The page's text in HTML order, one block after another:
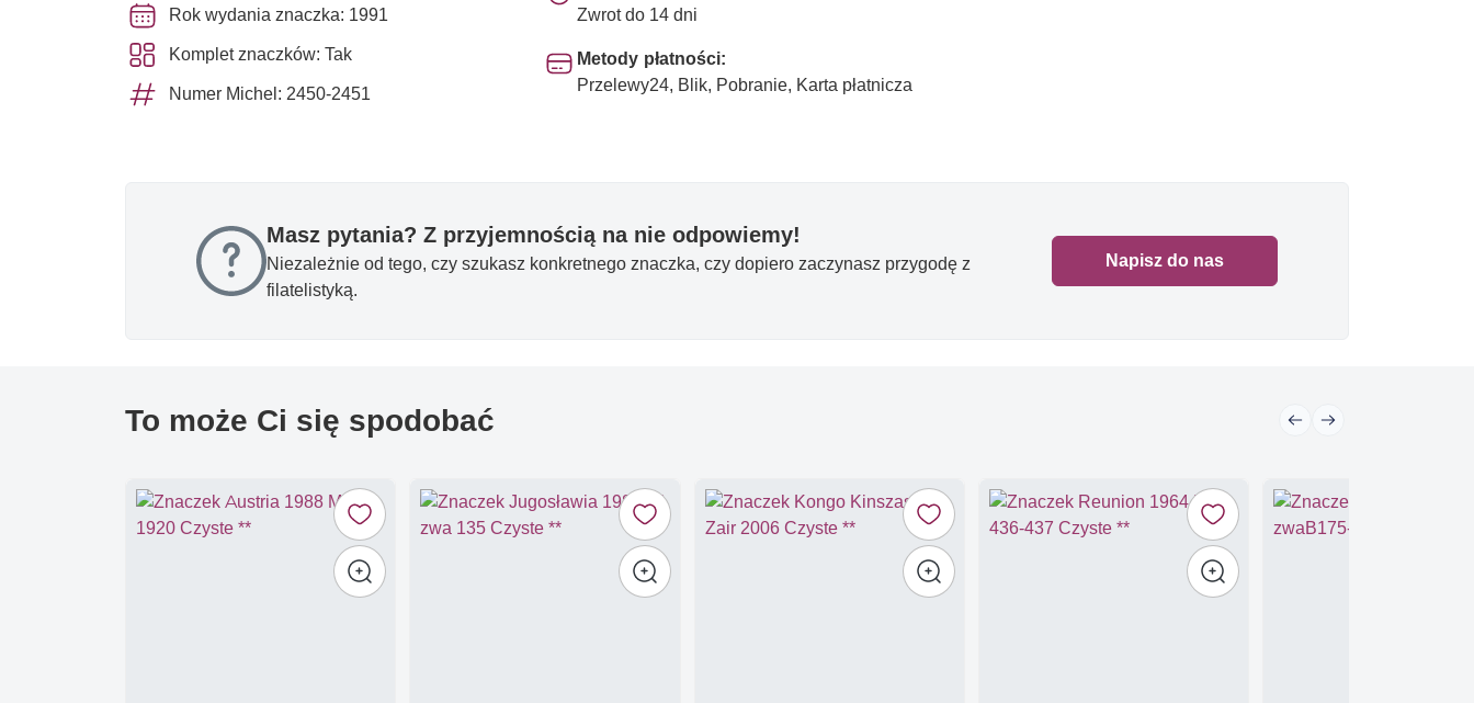
Rok wydania znaczka: 1991
Komplet znaczków: Tak
Numer Michel: 2450-2451
Zwrot do 14 dni
Metody płatności:
Przelewy24, Blik, Pobranie, Karta płatnicza
Masz pytania? Z przyjemnością na nie odpowiemy!
Niezależnie od tego, czy szukasz konkretnego znaczka, czy dopiero zaczynasz przygodę z
filatelistyką.
Napisz do nas
To może Ci się spodobać